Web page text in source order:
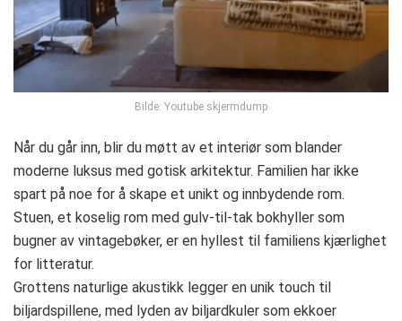
Bilde: Youtube skjermdump
Når du går inn, blir du møtt av et interiør som blander
moderne luksus med gotisk arkitektur. Familien har ikke
spart på noe for å skape et unikt og innbydende rom.
Stuen, et koselig rom med gulv-til-tak bokhyller som
bugner av vintagebøker, er en hyllest til familiens kjærlighet
for litteratur.
Grottens naturlige akustikk legger en unik touch til
biljardspillene, med lyden av biljardkuler som ekkoer